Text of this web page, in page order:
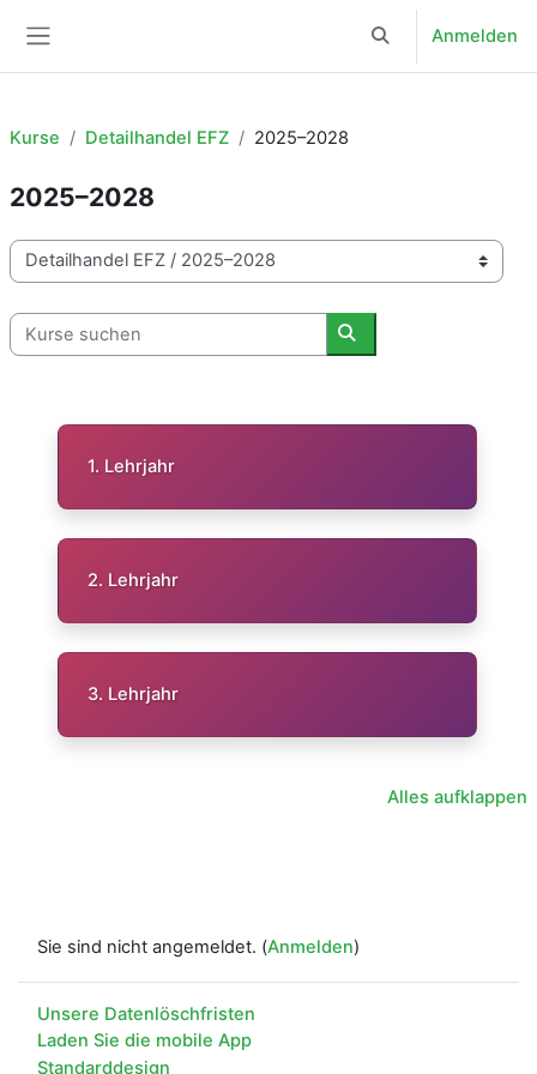
Sucheingabe
Anmelden
Kurse Detailhandel EFZ 2025–2028
2025–2028
Kursbereiche
Kurse suchen
Kurse suchen
1. Lehrjahr
2. Lehrjahr
3. Lehrjahr
Alles aufklappen
Sie sind nicht angemeldet. (Anmelden)
Unsere Datenlöschfristen
Laden Sie die mobile App
Standarddesign